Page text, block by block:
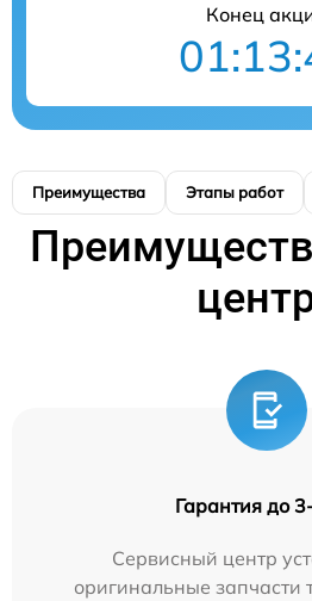
Конец
Преимущества Этапы работ
Гарантия до
Сервисный центр
оригинальные запчасти